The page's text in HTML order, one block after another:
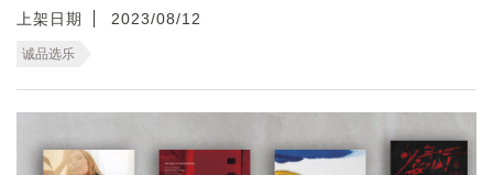
上架日期 2023/08/12
诚品选乐